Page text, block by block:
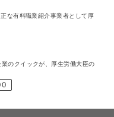
な有料職業紹介事業者として厚
のクイックが、厚生労働大臣の